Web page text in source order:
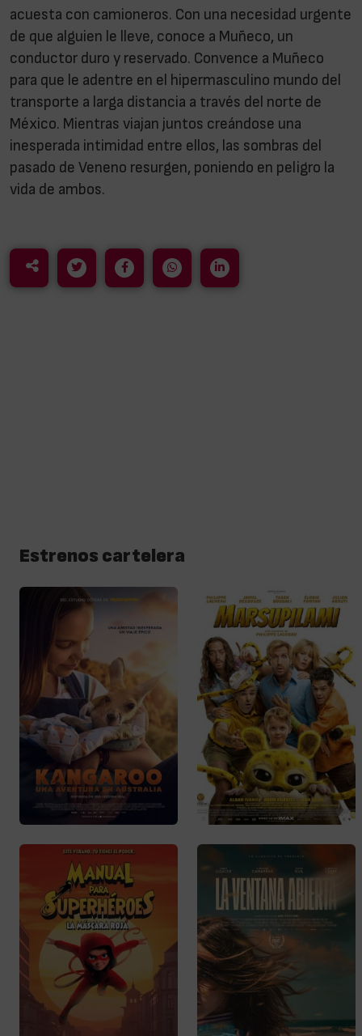
acuesta con camioneros. Con una necesidad urgente
de que alguien le lleve, conoce a Muñeco, un
conductor duro y reservado. Convence a Muñeco
para que le adentre en el hipermasculino mundo del
transporte a larga distancia a través del norte de
México. Mientras viajan juntos creándose una
inesperada intimidad entre ellos, las sombras del
pasado de Veneno resurgen, poniendo en peligro la
vida de ambos.
Estrenos cartelera